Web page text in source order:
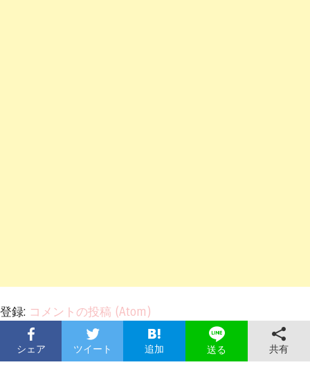
登録: コメントの投稿 (Atom)
シェア ツイート 追加 送る 共有